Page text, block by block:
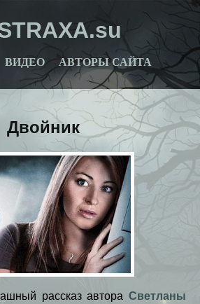
ВИДЕО АВТОРЫ САЙТА
Двойник
рассказ автора Светланы